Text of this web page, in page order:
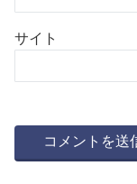
サイト